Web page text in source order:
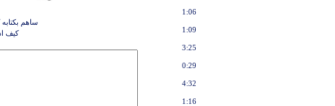
1:06
1:09
3:25
0:29
4:32
1:16
ساهم بكتابه
كيف